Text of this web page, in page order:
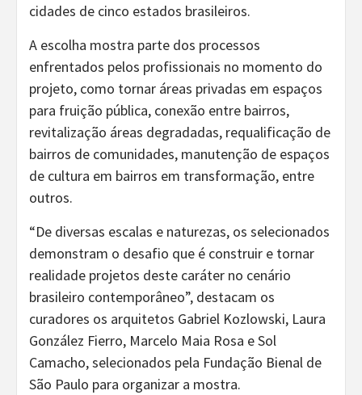
cidades de cinco estados brasileiros.
A escolha mostra parte dos processos
enfrentados pelos profissionais no momento do
projeto, como tornar áreas privadas em espaços
para fruição pública, conexão entre bairros,
revitalização áreas degradadas, requalificação de
bairros de comunidades, manutenção de espaços
de cultura em bairros em transformação, entre
outros.
“De diversas escalas e naturezas, os selecionados
demonstram o desafio que é construir e tornar
realidade projetos deste caráter no cenário
brasileiro contemporâneo”, destacam os
curadores os arquitetos Gabriel Kozlowski, Laura
González Fierro, Marcelo Maia Rosa e Sol
Camacho, selecionados pela Fundação Bienal de
São Paulo para organizar a mostra.